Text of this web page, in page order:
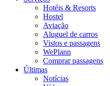
Hotéis & Resorts
Hostel
Aviação
Aluguel de carros
Vistos e passagens
WePlann
Comprar passagens
Últimas
Notícias